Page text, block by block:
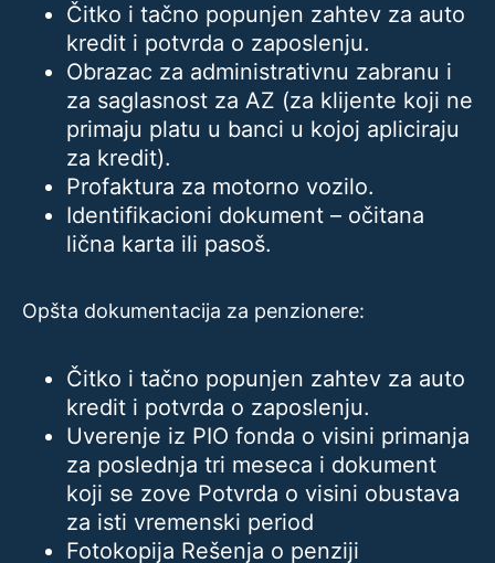
Čitko i tačno popunjen zahtev za auto
kredit i potvrda o zaposlenju.
Obrazac za administrativnu zabranu i
za saglasnost za AZ (za klijente koji ne
primaju platu u banci u kojoj apliciraju
za kredit).
Profaktura za motorno vozilo.
Identifikacioni dokument – očitana
lična karta ili pasoš.
Opšta dokumentacija za penzionere:
Čitko i tačno popunjen zahtev za auto
kredit i potvrda o zaposlenju.
Uverenje iz PIO fonda o visini primanja
za poslednja tri meseca i dokument
koji se zove Potvrda o visini obustava
za isti vremenski period
Fotokopija Rešenja o penziji